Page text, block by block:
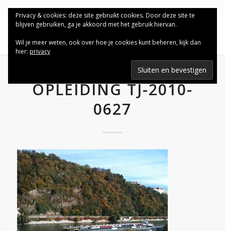
OPLEIDING TJ-2010-
0627
Privacy & cookies: deze site gebruikt cookies. Door deze site te
blijven gebruiken, ga je akkoord met het gebruik hiervan.
Wil je meer weten, ook over hoe je cookies kunt beheren, kijk dan
hier: privacy